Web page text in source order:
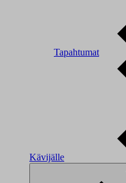
Tapahtumat
Kävijälle